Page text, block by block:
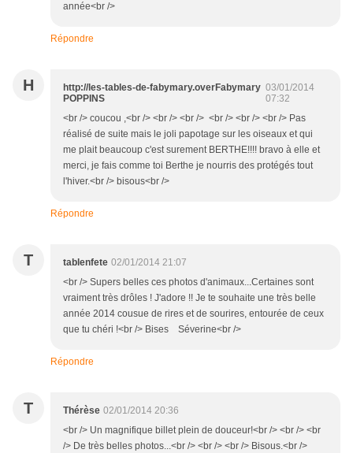
année<br />
Répondre
H
http://les-tables-de-fabymary.overFabymary
POPPINS
03/01/2014
07:32
<br /> coucou ,<br /> <br /> <br /> <br /> <br /> <br /> Pas
réalisé de suite mais le joli papotage sur les oiseaux et qui
me plait beaucoup c'est surement BERTHE!!!! bravo à elle et
merci, je fais comme toi Berthe je nourris des protégés tout
l'hiver.<br /> bisous<br />
Répondre
T tablenfete 02/01/2014 21:07
<br /> Supers belles ces photos d'animaux...Certaines sont
vraiment très drôles ! J'adore !! Je te souhaite une très belle
année 2014 cousue de rires et de sourires, entourée de ceux
que tu chéri !<br /> Bises Séverine<br />
Répondre
T Thérèse 02/01/2014 20:36
<br /> Un magnifique billet plein de douceur!<br /> <br /> <br
/> De très belles photos...<br /> <br /> <br /> Bisous.<br />